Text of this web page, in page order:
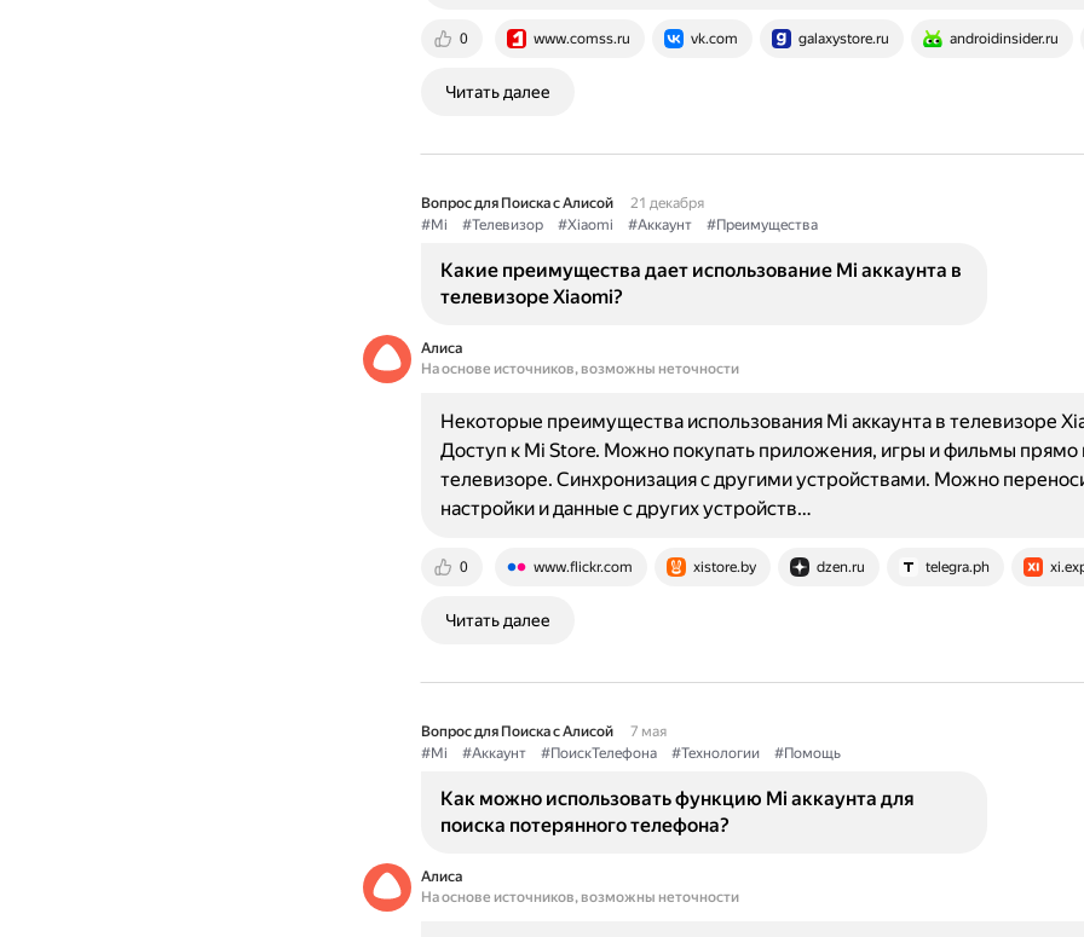
0 www.comss.ru vk.com galaxystore.ru androidinsider.ru
Читать далее
Вопрос для Поиска с Алисой
21 декабря
#Mi
#Телевизор #Xiaomi #Аккаунт #Преимущества
Какие преимущества дает использование Mi аккаунта в
телевизоре Xiaomi?
Алиса
На основе источников, возможны неточности
0 www.flickr.com xistore.by dzen.ru telegra.ph
Некоторые преимущества использования Mi аккаунта в телевизоре
Доступ к Mi Store. Можно покупать приложения, игры и фильмы прямо
телевизоре. Синхронизация с другими устройствами. Можно
настройки и данные с других устройств…
Читать далее
Вопрос для Поиска с Алисой
7 мая
#Mi
#Аккаунт #ПоискТелефона #Технологии #Помощь
Как можно использовать функцию Mi аккаунта для
поиска потерянного телефона?
Алиса
На основе источников, возможны неточности